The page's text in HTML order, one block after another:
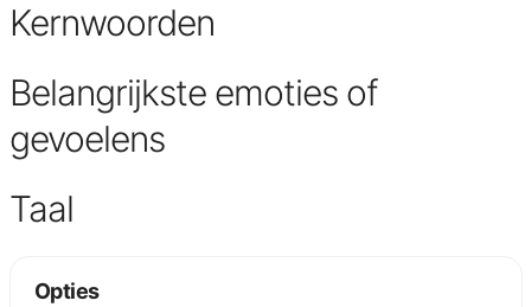
Kernwoorden
Belangrijkste emoties of
gevoelens
Taal
Opties